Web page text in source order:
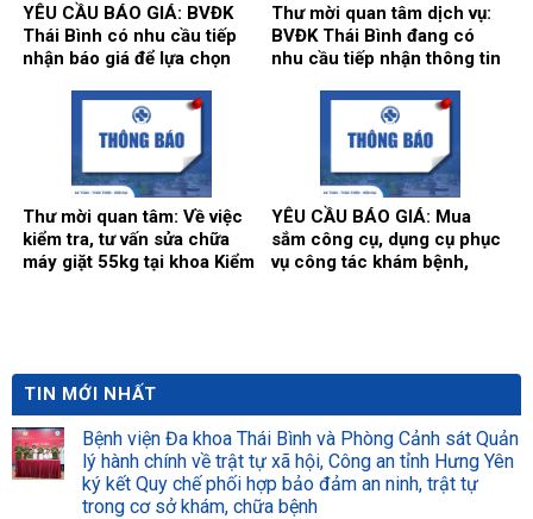
YÊU CẦU BÁO GIÁ: BVĐK
Thái Bình có nhu cầu tiếp
nhận báo giá để lựa chọn
hoạt động của Nhà thuốc
Bệnh viện bổ sung năm
Thư mời quan tâm dịch vụ:
BVĐK Thái Bình đang có
nhu cầu tiếp nhận thông tin
năng, kỹ thuật, tiêu chuẩn
chất lượng và giá kế hoạch
của gói thầy cung cấp phần
mềm tổng thể Bệnh viện.
Thư mời quan tâm: Về việc
kiểm tra, tư vấn sửa chữa
máy giặt 55kg tại khoa Kiểm
YÊU CẦU BÁO GIÁ: Mua
sắm công cụ, dụng cụ phục
vụ công tác khám bệnh,
TIN MỚI NHẤT
Bệnh viện Đa khoa Thái Bình và Phòng Cảnh sát Quản
lý hành chính về trật tự xã hội, Công an tỉnh Hưng Yên
ký kết Quy chế phối hợp bảo đảm an ninh, trật tự
trong cơ sở khám, chữa bệnh